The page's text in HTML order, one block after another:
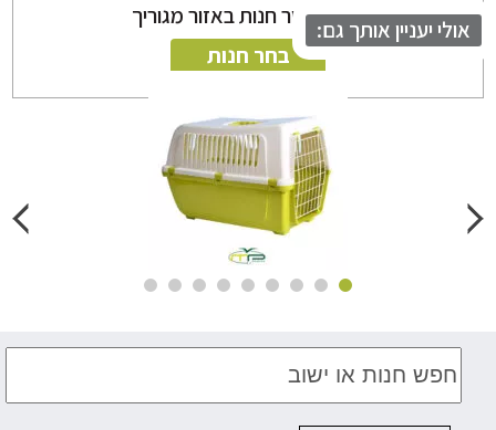
ניתן לבחור חנות באזור מגוריך
בחר חנות
יעניין אותך גם: